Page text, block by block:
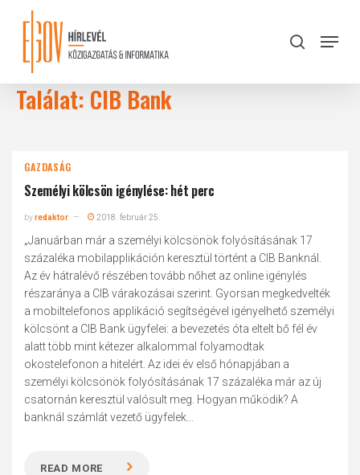
content
search
Menu
Találat: CIB Bank
GAZDASÁG
Személyi kölcsön igénylése: hét perc
byredaktor 2018. február 25.
„Januárban már a személyi kölcsönök folyósításának 17
százaléka mobilapplikáción keresztül történt a CIB Banknál.
Az év hátralévő részében tovább nőhet az online igénylés
részaránya a CIB várakozásai szerint. Gyorsan megkedvelték
a mobiltelefonos applikáció segítségével igényelhető személyi
kölcsönt a CIB Bank ügyfelei: a bevezetés óta eltelt bő fél év
alatt több mint kétezer alkalommal folyamodtak
okostelefonon a hitelért. Az idei év első hónapjában a
személyi kölcsönök folyósításának 17 százaléka már az új
csatornán keresztül valósult meg. Hogyan működik? A
banknál számlát vezető ügyfelek...
READ MORE
Close